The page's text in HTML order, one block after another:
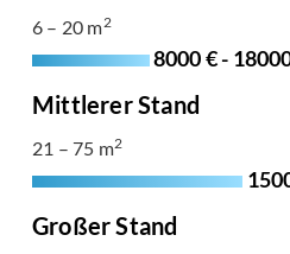
6 – 20 m2
8000 € -
Mittlerer Stand
21 – 75 m2
Großer Stand